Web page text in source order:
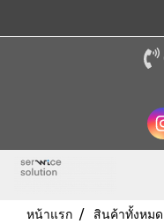
หน้าแรก สินค้าทั้งหมด